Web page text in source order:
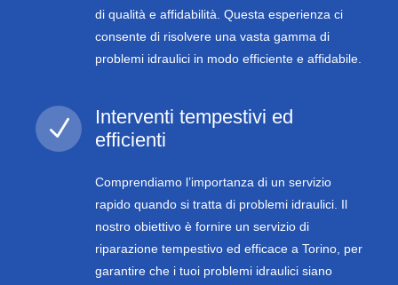
di qualità e affidabilità. Questa esperienza ci
consente di risolvere una vasta gamma di
problemi idraulici in modo efficiente e affidabile.
N
Interventi tempestivi ed
efficienti
Comprendiamo l’importanza di un servizio
rapido quando si tratta di problemi idraulici. Il
nostro obiettivo è fornire un servizio di
riparazione tempestivo ed efficace a Torino, per
garantire che i tuoi problemi idraulici siano